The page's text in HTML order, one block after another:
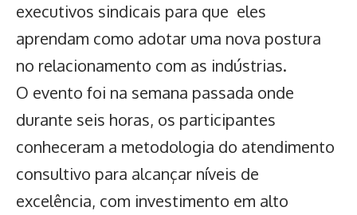
executivos sindicais para que eles
aprendam como adotar uma nova postura
no relacionamento com as indústrias.
O evento foi na semana passada onde
durante seis horas, os participantes
conheceram a metodologia do atendimento
consultivo para alcançar níveis de
excelência, com investimento em alto